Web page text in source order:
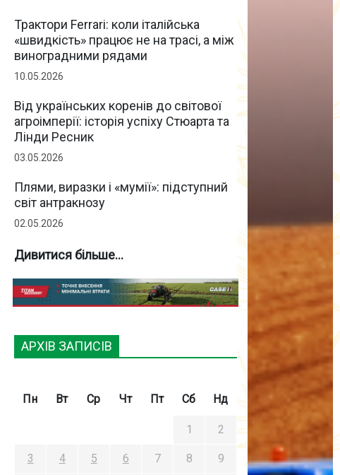
Трактори Ferrari: коли італійська
«швидкість» працює не на трасі, а між
виноградними рядами
10.05.2026
Від українських коренів до світової
агроімперії: історія успіху Стюарта та
Лінди Ресник
03.05.2026
Плями, виразки і «мумії»: підступний
світ антракнозу
02.05.2026
Дивитися більше...
АРХІВ ЗАПИСІВ
Пн Вт Ср Чт Пт Сб Нд
1 2
3 4 5 6 7 8 9